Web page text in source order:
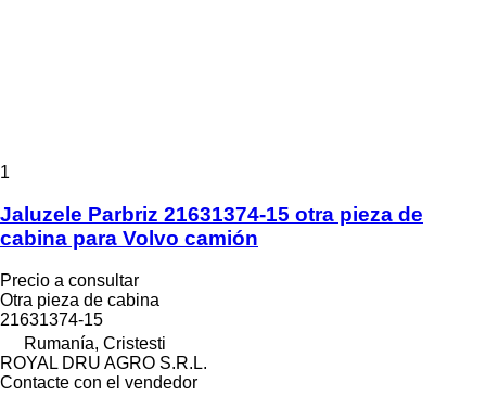
1
Jaluzele Parbriz 21631374-15 otra pieza de
cabina para Volvo camión
Precio a consultar
Otra pieza de cabina
21631374-15
Rumanía, Cristesti
ROYAL DRU AGRO S.R.L.
Contacte con el vendedor